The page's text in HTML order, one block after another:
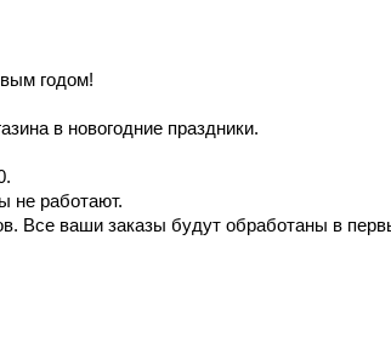
годом!
в новогодние праздники.
не работают.
Все ваши заказы будут обработаны в